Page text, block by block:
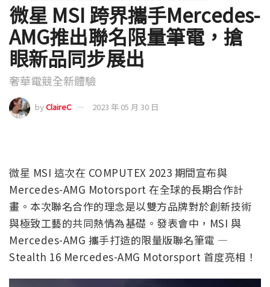
微星 MSI 跨界攜手Mercedes-
AMG推出聯名限量筆電，搶
眼新品同步展出
奢華電競全新體驗
byClaireC 2023 年 05 月 30 日
微星 MSI 這次在 COMPUTEX 2023 期間宣布與
Mercedes-AMG Motorsport 在全球的長期合作計
畫。本次聯名合作的理念是以雙方品牌對於創新技術
與極致工藝的共同熱情為基礎。發表會中，MSI 與
Mercedes-AMG 攜手打造的限量版聯名筆電 —
Stealth 16 Mercedes-AMG Motorsport 首度亮相！